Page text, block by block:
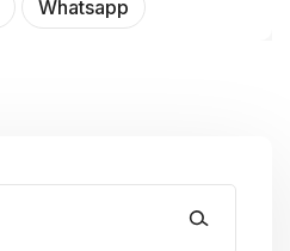
Whatsapp